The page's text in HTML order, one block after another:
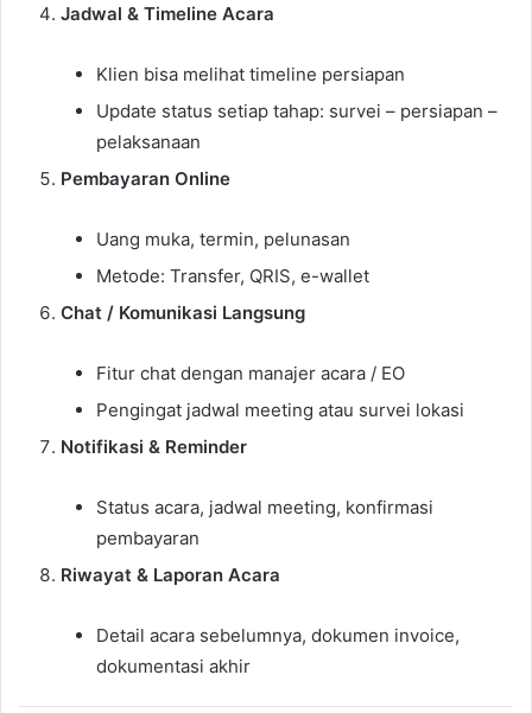
Jadwal & Timeline Acara
Klien bisa melihat timeline persiapan
Update status setiap tahap: survei – persiapan –
pelaksanaan
Pembayaran Online
Uang muka, termin, pelunasan
Metode: Transfer, QRIS, e-wallet
Chat / Komunikasi Langsung
Fitur chat dengan manajer acara / EO
Pengingat jadwal meeting atau survei lokasi
Notifikasi & Reminder
Status acara, jadwal meeting, konfirmasi
pembayaran
Riwayat & Laporan Acara
Detail acara sebelumnya, dokumen invoice,
dokumentasi akhir